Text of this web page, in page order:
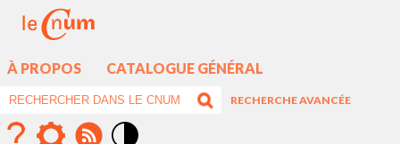
À PROPOS CATALOGUE GÉNÉRAL
RECHERCHE AVANCÉE